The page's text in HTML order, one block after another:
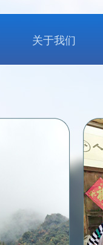
关于我们